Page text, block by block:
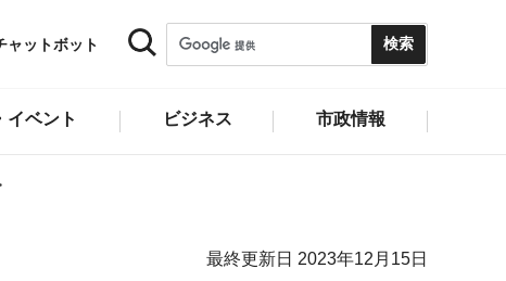
ャットボット
イベント ビジネス 市政情報
最終更新日 2023年12月15日